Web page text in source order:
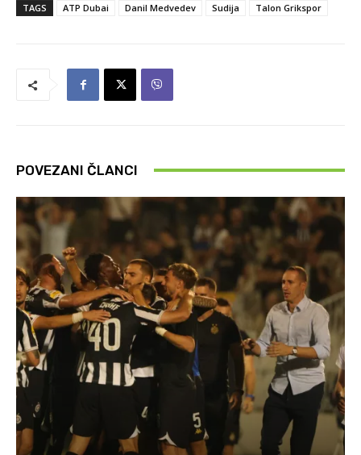
TAGS ATP Dubai Danil Medvedev Sudija Talon Grikspor
POVEZANI ČLANCI